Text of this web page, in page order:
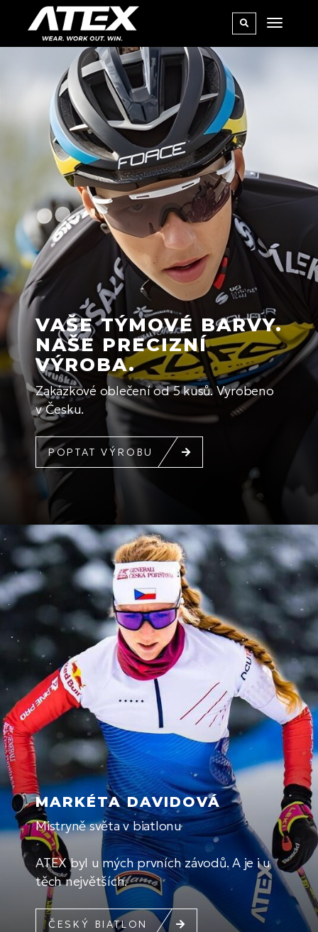
VAŠE TÝMOVÉ BARVY.
NAŠE PRECIZNÍ
VÝROBA.
Zakázkové oblečení od 5 kusů. Vyrobeno
v Česku.
POPTAT VÝROBU
MARKÉTA DAVIDOVÁ
Mistryně světa v biatlonu
ATEX byl u mých prvních závodů. A je i u
těch největších.
ČESKÝ BIATLON